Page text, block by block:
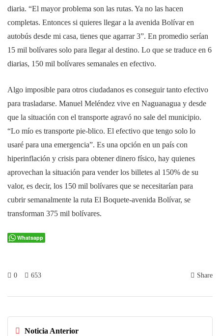
diaria. “El mayor problema son las rutas. Ya no las hacen
completas. Entonces si quieres llegar a la avenida Bolívar en
autobús desde mi casa, tienes que agarrar 3”. En promedio serían
15 mil bolívares solo para llegar al destino. Lo que se traduce en 6
diarias, 150 mil bolívares semanales en efectivo.
Algo imposible para otros ciudadanos es conseguir tanto efectivo
para trasladarse. Manuel Meléndez vive en Naguanagua y desde
que la situación con el transporte agravó no sale del municipio.
“Lo mío es transporte pie-blico. El efectivo que tengo solo lo
usaré para una emergencia”. Es una opción en un país con
hiperinflación y crisis para obtener dinero físico, hay quienes
aprovechan la situación para vender los billetes al 150% de su
valor, es decir, los 150 mil bolívares que se necesitarían para
cubrir semanalmente la ruta El Boquete-avenida Bolívar, se
transforman 375 mil bolívares.
Whatsapp
0 653 Share
Noticia Anterior